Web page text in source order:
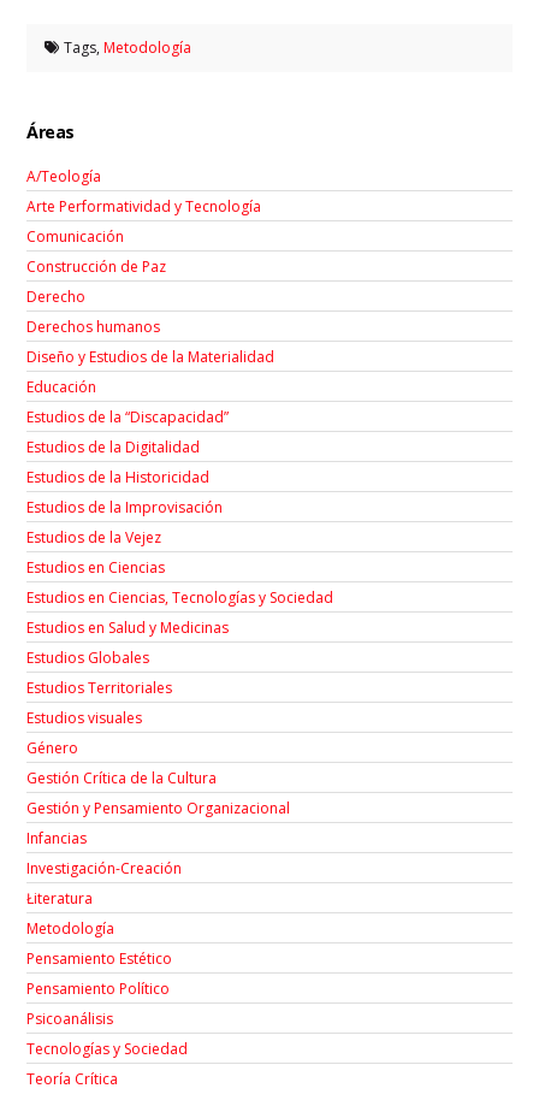
Tags,Metodología
Áreas
A/Teología
Arte Performatividad y Tecnología
Comunicación
Construcción de Paz
Derecho
Derechos humanos
Diseño y Estudios de la Materialidad
Educación
Estudios de la “Discapacidad”
Estudios de la Digitalidad
Estudios de la Historicidad
Estudios de la Improvisación
Estudios de la Vejez
Estudios en Ciencias
Estudios en Ciencias, Tecnologías y Sociedad
Estudios en Salud y Medicinas
Estudios Globales
Estudios Territoriales
Estudios visuales
Género
Gestión Crítica de la Cultura
Gestión y Pensamiento Organizacional
Infancias
Investigación-Creación
Łiteratura
Metodología
Pensamiento Estético
Pensamiento Político
Psicoanálisis
Tecnologías y Sociedad
Teoría Crítica